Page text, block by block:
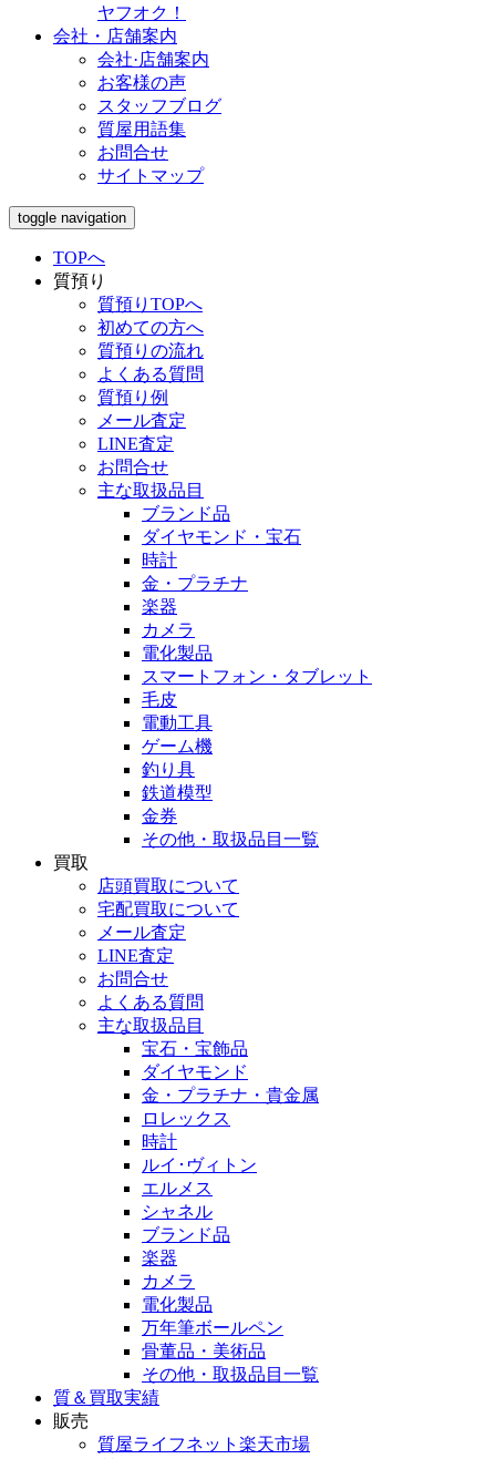
ヤフオク！
会社・店舗案内
会社·店舗案内
お客様の声
スタッフブログ
質屋用語集
お問合せ
サイトマップ
toggle navigation
TOPへ
質預り
質預りTOPへ
初めての方へ
質預りの流れ
よくある質問
質預り例
メール査定
LINE査定
お問合せ
主な取扱品目
ブランド品
ダイヤモンド・宝石
時計
金・プラチナ
楽器
カメラ
電化製品
スマートフォン・タブレット
毛皮
電動工具
ゲーム機
釣り具
鉄道模型
金券
その他・取扱品目一覧
買取
店頭買取について
宅配買取について
メール査定
LINE査定
お問合せ
よくある質問
主な取扱品目
宝石・宝飾品
ダイヤモンド
金・プラチナ・貴金属
ロレックス
時計
ルイ･ヴィトン
エルメス
シャネル
ブランド品
楽器
カメラ
電化製品
万年筆ボールペン
骨董品・美術品
その他・取扱品目一覧
質＆買取実績
販売
質屋ライフネット楽天市場